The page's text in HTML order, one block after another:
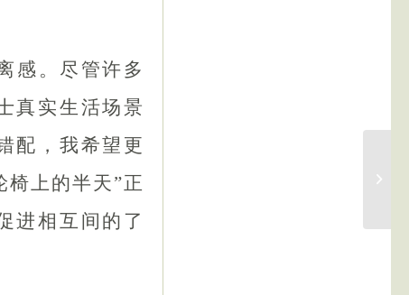
感。尽管许多
真实生活场景
配，我希望更
上的半天”正
进相互间的了